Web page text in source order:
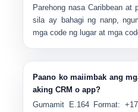
Parehong nasa Caribbean at
sila ay bahagi ng nanp,
mga code ng lugar at mga
Paano ko maiimbak ang
aking CRM o app?
Gumamit
E.164 Format: